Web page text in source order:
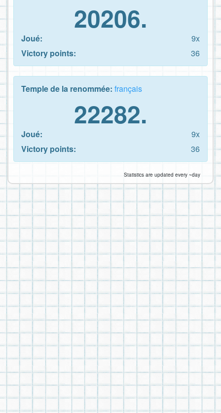
20206.
Joué:
9x
Victory points:
36
Temple de la renommée: français
22282.
Joué:
9x
Victory points:
36
Statistics are updated every ~day